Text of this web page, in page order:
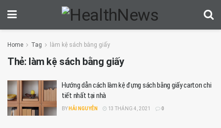
Home Tag làm kệ sách bằng giấy
Thẻ: làm kệ sách bằng giấy
Hướng dẫn cách làm kệ đựng sách bằng giấy carton chi
tiết nhất tại nhà
BY HẢI NGUYỄN 13 THÁNG 4, 2021 0